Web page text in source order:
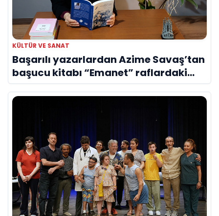
KÜLTÜR VE SANAT
Başarılı yazarlardan Azime Savaş’tan
başucu kitabı “Emanet” raflardaki
yerini aldı